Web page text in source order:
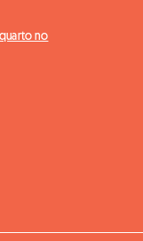
no